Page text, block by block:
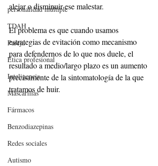
personalidad múltiple
TDAH
Pareja
Ética profesional
Inteligencia
Mascarillas
Fármacos
Benzodiazepinas
Redes sociales
Autismo
alejar o disminuir ese malestar.
El problema es que cuando usamos
estrategias de evitación como mecanismo
para defendernos de lo que nos duele, el
resultado a medio/largo plazo es un aumento
precisamente de la sintomatología de la que
tratamos de huir.